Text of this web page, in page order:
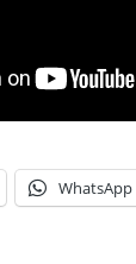
WhatsApp